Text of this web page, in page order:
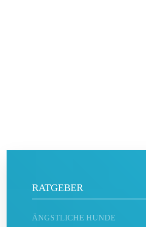
RATGEBER
ÄNGSTLICHE HUNDE